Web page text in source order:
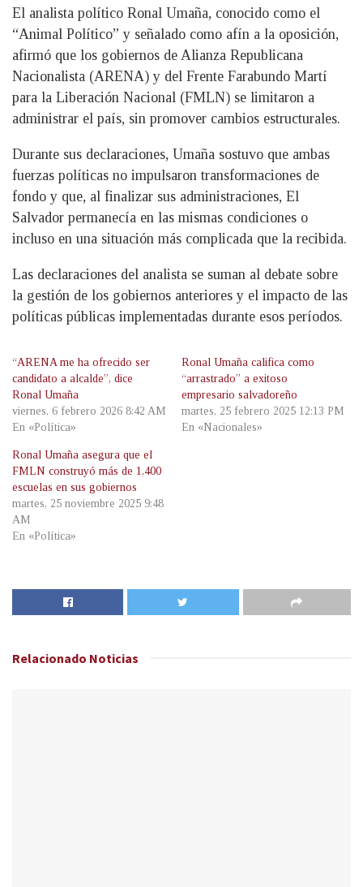
El analista político Ronal Umaña, conocido como el
“Animal Político” y señalado como afín a la oposición,
afirmó que los gobiernos de Alianza Republicana
Nacionalista (ARENA) y del Frente Farabundo Martí
para la Liberación Nacional (FMLN) se limitaron a
administrar el país, sin promover cambios estructurales.
Durante sus declaraciones, Umaña sostuvo que ambas
fuerzas políticas no impulsaron transformaciones de
fondo y que, al finalizar sus administraciones, El
Salvador permanecía en las mismas condiciones o
incluso en una situación más complicada que la recibida.
Las declaraciones del analista se suman al debate sobre
la gestión de los gobiernos anteriores y el impacto de las
políticas públicas implementadas durante esos períodos.
“ARENA me ha ofrecido ser
candidato a alcalde”, dice
Ronal Umaña
viernes, 6 febrero 2026 8:42 AM
En «Política»
Ronal Umaña califica como
“arrastrado” a exitoso
empresario salvadoreño
martes, 25 febrero 2025 12:13 PM
En «Nacionales»
Ronal Umaña asegura que el
FMLN construyó más de 1,400
escuelas en sus gobiernos
martes, 25 noviembre 2025 9:48
AM
En «Política»
Relacionado Noticias